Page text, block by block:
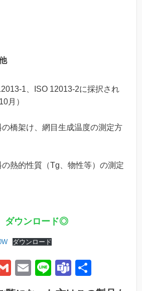
1、ISO 12013-2に採択され
月）
の橋架け、網目生成温度の測定方
の熱的性質（Tg、物性等）の測定
ウンロード◎
ダウンロード
G
m
E
Li
n
T
有